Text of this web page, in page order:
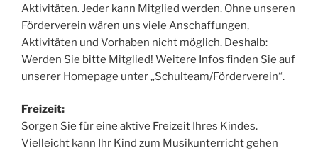
Aktivitäten. Jeder kann Mitglied werden. Ohne unseren
Förderverein wären uns viele Anschaffungen,
Aktivitäten und Vorhaben nicht möglich. Deshalb:
Werden Sie bitte Mitglied! Weitere Infos finden Sie auf
unserer Homepage unter „Schulteam/Förderverein“.
Freizeit:
Sorgen Sie für eine aktive Freizeit Ihres Kindes.
Vielleicht kann Ihr Kind zum Musikunterricht gehen